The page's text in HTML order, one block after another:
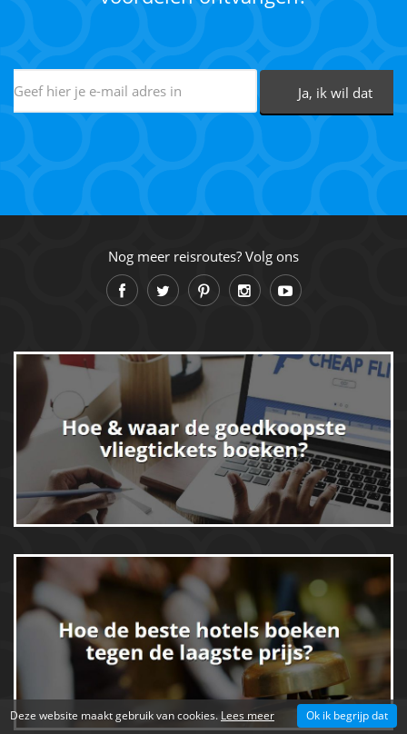
Nog meer reisroutes? Volg ons
Deze website maakt gebruik van cookies. Lees meer Ok ik begrijp dat